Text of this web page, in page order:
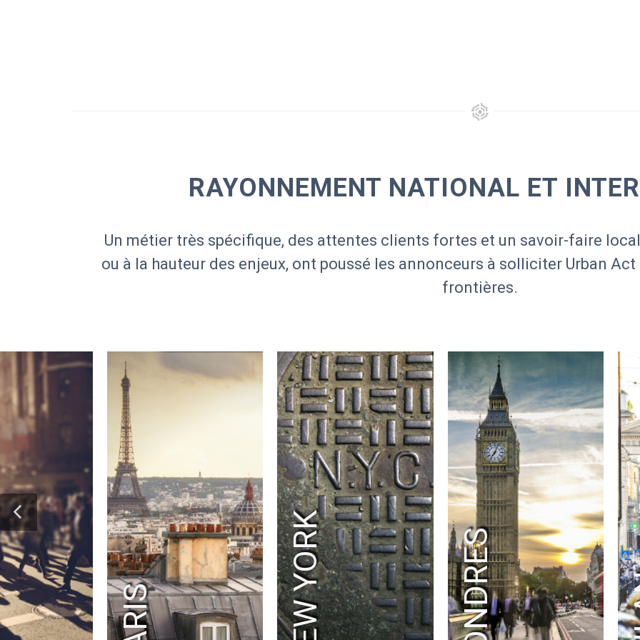
RAYONNEMENT NATIONAL ET
Un métier très spécifique, des attentes clients fortes et un savoir-faire
ou à la hauteur des enjeux, ont poussé les annonceurs à solliciter Urban
frontières.
NEW YORK LONDRES